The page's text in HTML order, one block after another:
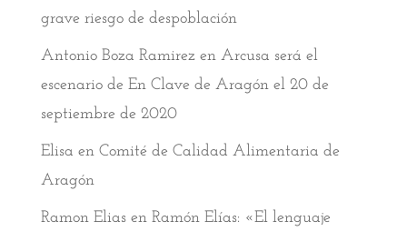
grave riesgo de despoblación
Antonio Boza Ramirez en Arcusa será el
escenario de En Clave de Aragón el 20 de
septiembre de 2020
Elisa en Comité de Calidad Alimentaria de
Aragón
Ramon Eliasen Ramón Elías: «El lenguaje